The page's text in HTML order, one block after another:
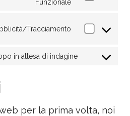
Funzionale
Tracciamento
in attesa di indagine
per la prima volta, noi